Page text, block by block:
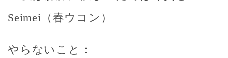
Seimei（春ウコン）
やらないこと：